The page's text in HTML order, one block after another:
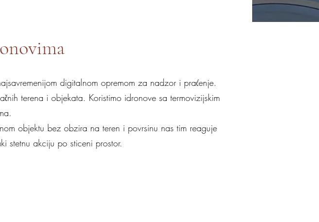
digitalnom opremom za nadzor i praćenje.
terena i objekata. Koristimo idronove sa termovizijskim
objektu bez obzira na teren i povrsinu nas tim reaguje
stetnu akciju po sticeni prostor.